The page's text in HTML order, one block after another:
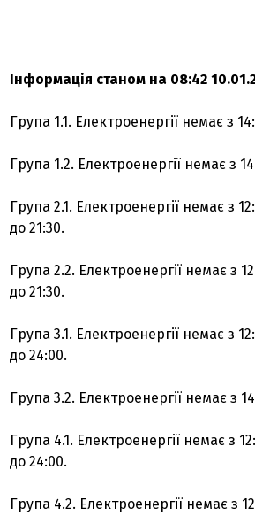
Інформація станом на 08:42
Група 1.1. Електроенергії немає з
Група 1.2. Електроенергії немає з
Група 2.1. Електроенергії немає з
до 21:30.
Група 2.2. Електроенергії немає з
до 21:30.
Група 3.1. Електроенергії немає з
до 24:00.
Група 3.2. Електроенергії немає з
Група 4.1. Електроенергії немає з
до 24:00.
Група 4.2. Електроенергії немає з